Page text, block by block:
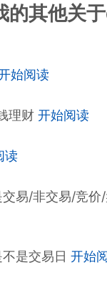
的其他关
始阅读
理财 开始阅读
读
易/非交易/竞价
是交易日 开始